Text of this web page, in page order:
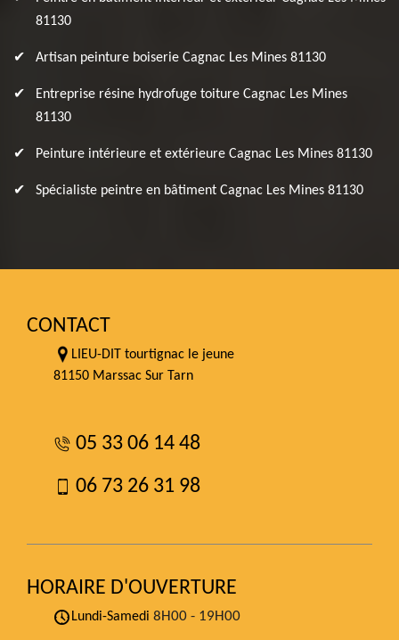
81130
Artisan peinture boiserie Cagnac Les Mines 81130
Entreprise résine hydrofuge toiture Cagnac Les Mines
81130
Peinture intérieure et extérieure Cagnac Les Mines 81130
Spécialiste peintre en bâtiment Cagnac Les Mines 81130
CONTACT
LIEU-DIT tourtignac le jeune
81150 Marssac Sur Tarn
05 33 06 14 48
06 73 26 31 98
HORAIRE D'OUVERTURE
Lundi-Samedi 8H00 - 19H00